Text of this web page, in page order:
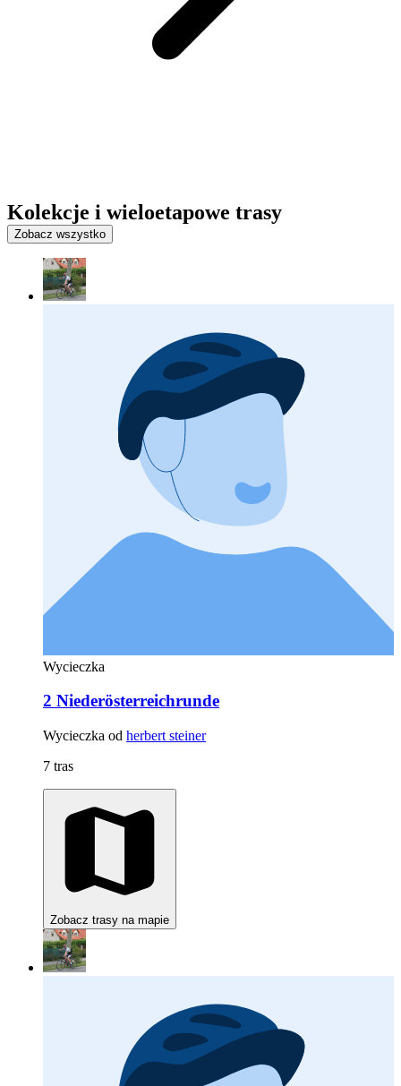
Kolekcje i wieloetapowe trasy
Zobacz wszystko
Wycieczka
2 Niederösterreichrunde
Wycieczka od herbert steiner
7 tras
Zobacz trasy na mapie